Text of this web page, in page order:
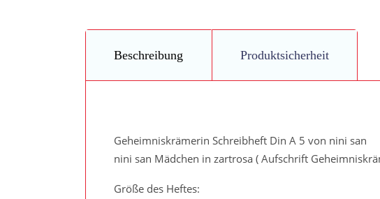
Beschreibung Produktsicherheit
Geheimniskrämerin Schreibheft Din A 5 von nini san
nini san Mädchen in zartrosa ( Aufschrift
Größe des Heftes: